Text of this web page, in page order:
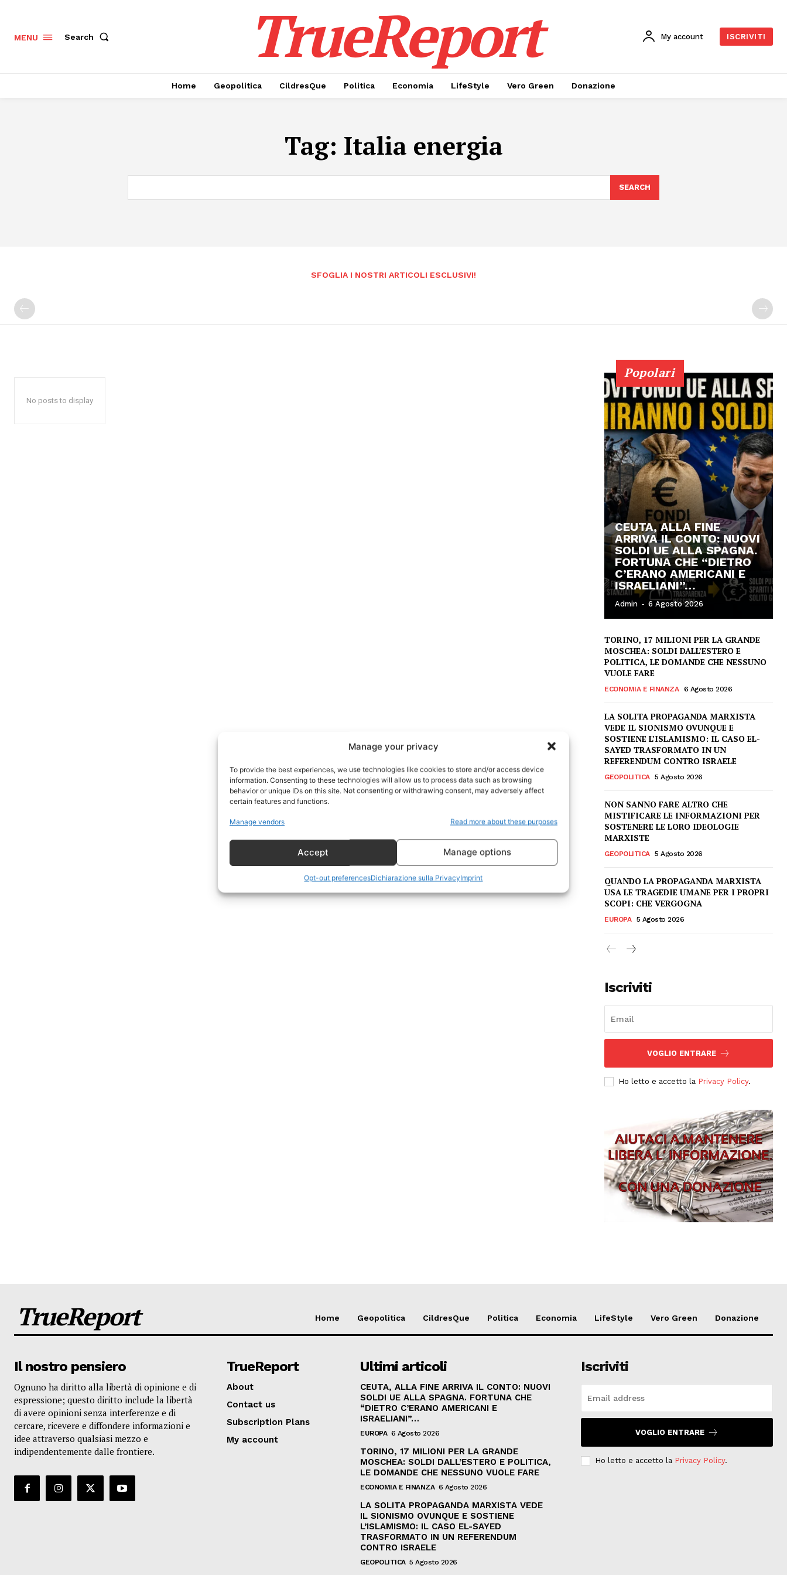
Manage your privacy
To provide the best experiences, we use technologies like cookies to store and/or access device
information. Consenting to these technologies will allow us to process data such as browsing
behavior or unique IDs on this site. Not consenting or withdrawing consent, may adversely affect
certain features and functions.
Manage vendors Read more about these purposes
Accept Manage options
Opt-out preferencesDichiarazione sulla PrivacyImprint
Geopolitica
MENU Search TrueReport My account ISCRIVITI
Home Geopolitica CildresQue Politica Economia LifeStyle Vero Green Donazione
Tag: Italia energia
SEARCH
SFOGLIA I NOSTRI ARTICOLI ESCLUSIVI!
No posts to display
Popolari
CEUTA, ALLA FINE
ARRIVA IL CONTO: NUOVI
SOLDI UE ALLA SPAGNA.
FORTUNA CHE “DIETRO
C’ERANO AMERICANI E
ISRAELIANI”…
Admin - 6 Agosto 2026
TORINO, 17 MILIONI PER LA GRANDE
MOSCHEA: SOLDI DALL’ESTERO E
POLITICA, LE DOMANDE CHE NESSUNO
VUOLE FARE
ECONOMIA E FINANZA 6 Agosto 2026
LA SOLITA PROPAGANDA MARXISTA
VEDE IL SIONISMO OVUNQUE E
SOSTIENE L’ISLAMISMO: IL CASO EL-
SAYED TRASFORMATO IN UN
REFERENDUM CONTRO ISRAELE
GEOPOLITICA 5 Agosto 2026
NON SANNO FARE ALTRO CHE
MISTIFICARE LE INFORMAZIONI PER
SOSTENERE LE LORO IDEOLOGIE
MARXISTE
GEOPOLITICA 5 Agosto 2026
QUANDO LA PROPAGANDA MARXISTA
USA LE TRAGEDIE UMANE PER I PROPRI
SCOPI: CHE VERGOGNA
EUROPA 5 Agosto 2026
Iscriviti
VOGLIO ENTRARE
Ho letto e accetto la Privacy Policy.
TrueReport Home Geopolitica CildresQue Politica Economia LifeStyle Vero Green Donazione
Il nostro pensiero
Ognuno ha diritto alla libertà di opinione e di
espressione; questo diritto include la libertà
di avere opinioni senza interferenze e di
cercare, ricevere e diffondere informazioni e
idee attraverso qualsiasi mezzo e
indipendentemente dalle frontiere.
TrueReport
About
Contact us
Subscription Plans
My account
Ultimi articoli
CEUTA, ALLA FINE ARRIVA IL CONTO: NUOVI
SOLDI UE ALLA SPAGNA. FORTUNA CHE
“DIETRO C’ERANO AMERICANI E
ISRAELIANI”…
EUROPA 6 Agosto 2026
TORINO, 17 MILIONI PER LA GRANDE
MOSCHEA: SOLDI DALL’ESTERO E POLITICA,
LE DOMANDE CHE NESSUNO VUOLE FARE
ECONOMIA E FINANZA 6 Agosto 2026
LA SOLITA PROPAGANDA MARXISTA VEDE
IL SIONISMO OVUNQUE E SOSTIENE
L’ISLAMISMO: IL CASO EL-SAYED
TRASFORMATO IN UN REFERENDUM
CONTRO ISRAELE
GEOPOLITICA 5 Agosto 2026
Iscriviti
VOGLIO ENTRARE
Ho letto e accetto la Privacy Policy.